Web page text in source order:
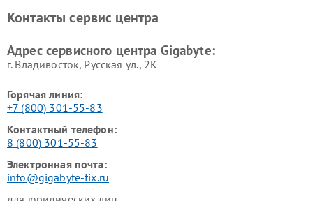
Контакты сервис центра
Адрес сервисного центра Gigabyte:
г. Владивосток, Русская ул., 2К
Горячая линия:
+7 (800) 301-55-83
Контактный телефон:
8 (800) 301-55-83
Электронная почта:
info@gigabyte-fix.ru